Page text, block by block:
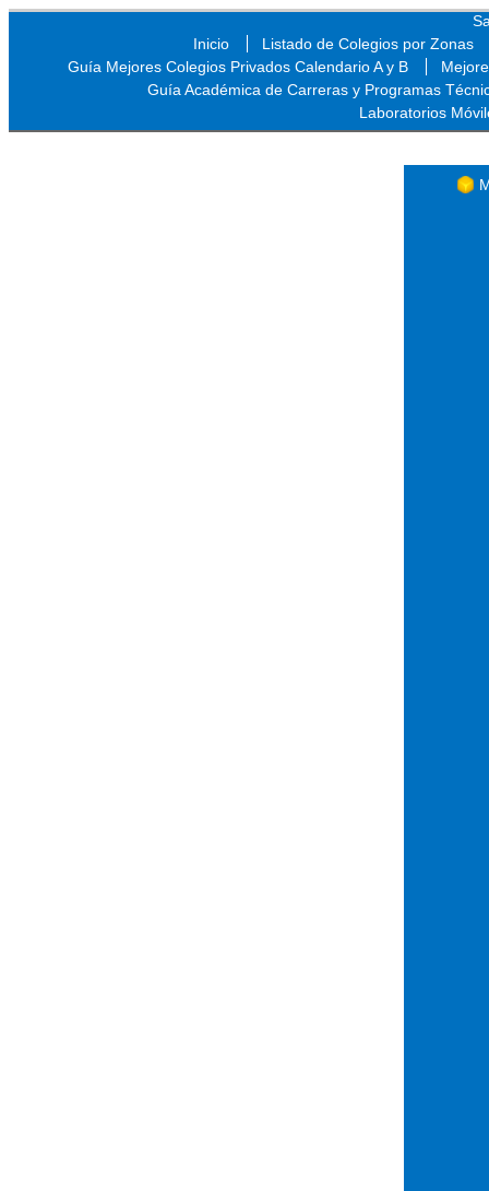
Inicio
Listado de Colegios por Zonas
Guía Mejores Colegios Privados Calendario A y B
Guía Académica de Carreras y Programas
Laboratorios